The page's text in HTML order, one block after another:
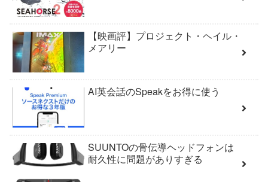
【映画評】プロジェクト・ヘイル・
メアリー
AI英会話のSpeakをお得に使う
SUUNTOの骨伝導ヘッドフォンは
耐久性に問題がありすぎる